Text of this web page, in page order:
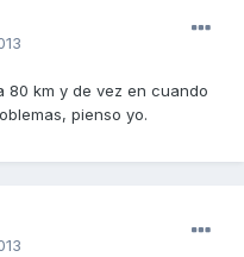
80 km y de vez en cuando
pienso yo.